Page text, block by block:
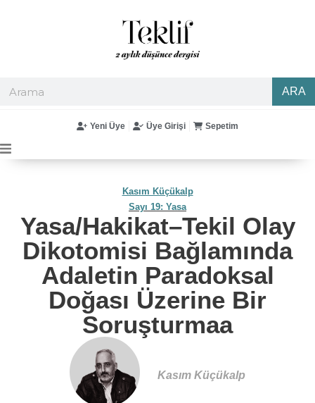
ARA
Yeni Üye Üye Girişi Sepetim
Kasım Küçükalp
Sayı 19: Yasa
Yasa/Hakikat–Tekil Olay
Dikotomisi Bağlamında
Adaletin Paradoksal
Doğası Üzerine Bir
Soruşturmaa
Kasım Küçükalp